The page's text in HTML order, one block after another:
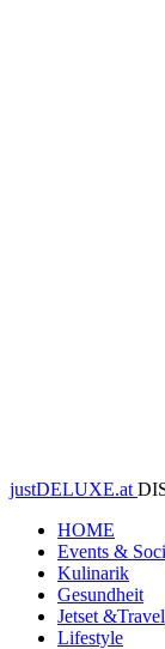
justDELUXE.at
HOME
Events &
Kulinarik
Gesundheit
Jetset &Travel
Lifestyle